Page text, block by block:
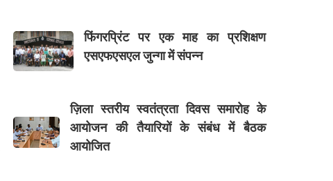
फिंगरप्रिंट पर एक माह का प्रशिक्षण
एसएफएसएल जुन्गा में संपन्न
ज़िला स्तरीय स्वतंत्रता दिवस समारोह के
आयोजन की तैयारियों के संबंध में बैठक
आयोजित